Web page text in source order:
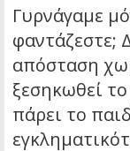
Γυρνάγαμε
φαντάζεστε;
απόσταση
ξεσηκωθεί
πάρει το